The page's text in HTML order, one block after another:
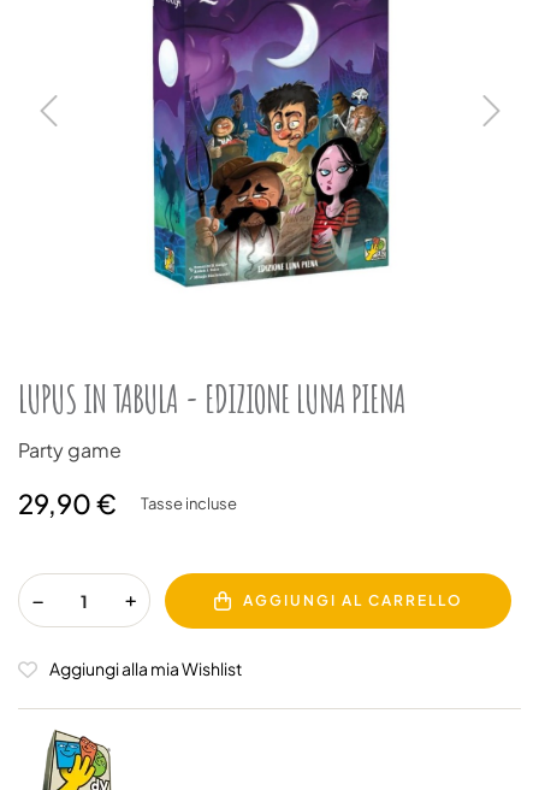
LUPUS IN TABULA - EDIZIONE LUNA PIENA
Party game
29,90 € Tasse incluse
AGGIUNGI AL CARRELLO
Aggiungi alla mia Wishlist